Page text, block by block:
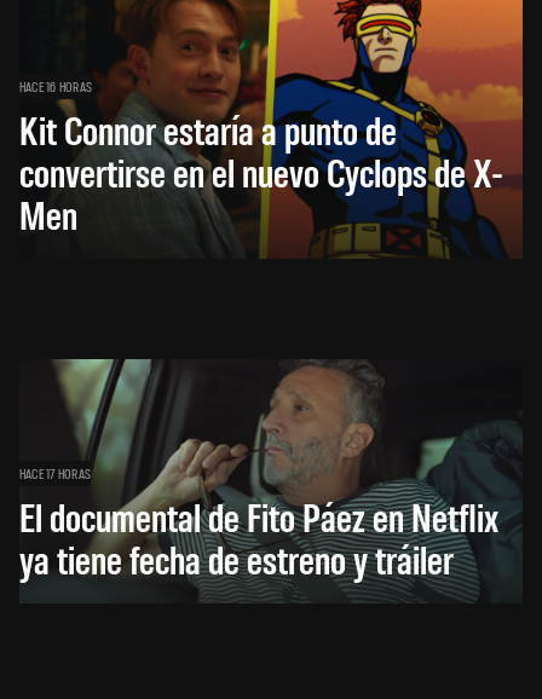
HACE 16 HORAS
Kit Connor estaría a punto de
convertirse en el nuevo Cyclops de X-
Men
HACE 17 HORAS
El documental de Fito Páez en Netflix
ya tiene fecha de estreno y tráiler